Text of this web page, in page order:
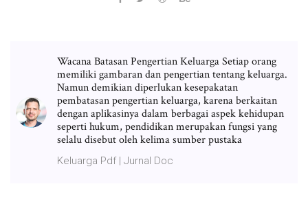
Wacana Batasan Pengertian Keluarga Setiap orang
memiliki gambaran dan pengertian tentang keluarga.
Namun demikian diperlukan kesepakatan
pembatasan pengertian keluarga, karena berkaitan
dengan aplikasinya dalam berbagai aspek kehidupan
seperti hukum, pendidikan merupakan fungsi yang
selalu disebut oleh kelima sumber pustaka
Keluarga Pdf | Jurnal Doc